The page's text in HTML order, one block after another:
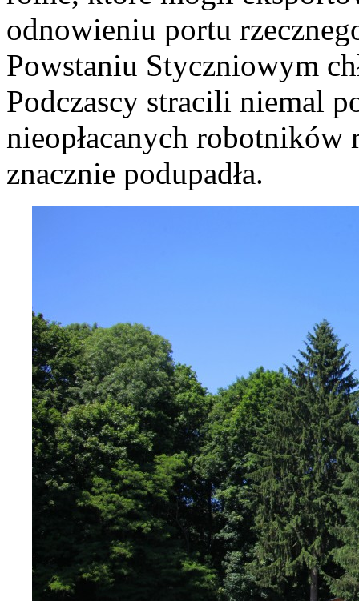
odnowieniu portu
Powstaniu Styczniowym
Podczascy stracili niemal
nieopłacanych
znacznie podupadła.